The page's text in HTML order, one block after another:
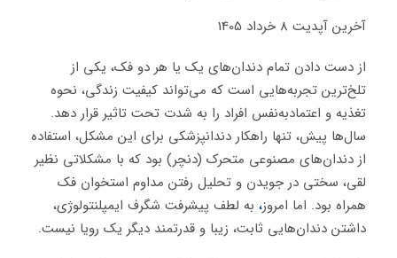
آخرین آپدیت 8 خرداد 1405
از دست دادن تمام دندان‌های یک یا هر دو فک، یکی از
تلخ‌ترین تجربه‌هایی است که می‌تواند کیفیت زندگی، نحوه
تغذیه و اعتماد‌به‌نفس افراد را به شدت تحت تاثیر قرار دهد.
سال‌ها پیش، تنها راهکار دندانپزشکی برای این مشکل، استفاده
از دندان‌های مصنوعی متحرک (دنچر) بود که با مشکلاتی نظیر
لقی، سختی در جویدن و تحلیل رفتن مداوم استخوان فک
همراه بود. اما امروز، به لطف پیشرفت شگرف ایمپلنتولوژی،
داشتن دندان‌هایی ثابت، زیبا و قدرتمند دیگر یک رویا نیست.